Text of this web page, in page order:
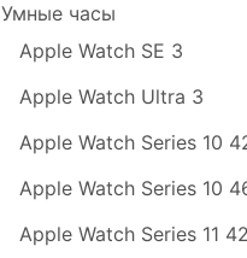
Умные часы
Apple Watch SE 3
Apple Watch Ultra 3
Apple Watch Series 10
Apple Watch Series 10
Apple Watch Series 11